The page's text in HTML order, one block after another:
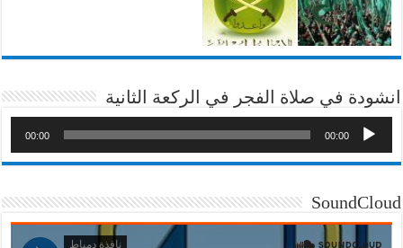
انشودة في صلاة الفجر في الركعة الثانية
00:00
00:00
SoundCloud